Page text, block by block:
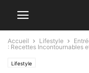
Accueil Lifestyle
: Recettes Incontournables
Lifestyle